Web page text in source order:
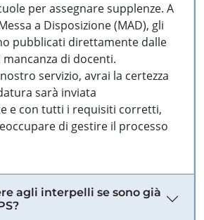
per assegnare supplenze. A
a Disposizione (MAD), gli
pubblicati direttamente dalle
di docenti.
servizio, avrai la certezza
sarà inviata
e con tutti i requisiti corretti,
di gestire il processo
agli interpelli se sono già